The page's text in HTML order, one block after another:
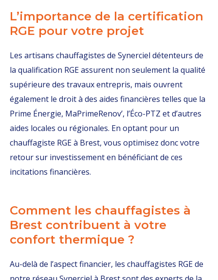
L’importance de la certification
RGE pour votre projet
Les artisans chauffagistes de Synerciel détenteurs de
la qualification RGE assurent non seulement la qualité
supérieure des travaux entrepris, mais ouvrent
également le droit à des aides financières telles que la
Prime Énergie, MaPrimeRenov’, l’Éco-PTZ et d’autres
aides locales ou régionales. En optant pour un
chauffagiste RGE à Brest, vous optimisez donc votre
retour sur investissement en bénéficiant de ces
incitations financières.
Comment les chauffagistes à
Brest contribuent à votre
confort thermique ?
Au-delà de l’aspect financier, les chauffagistes RGE de